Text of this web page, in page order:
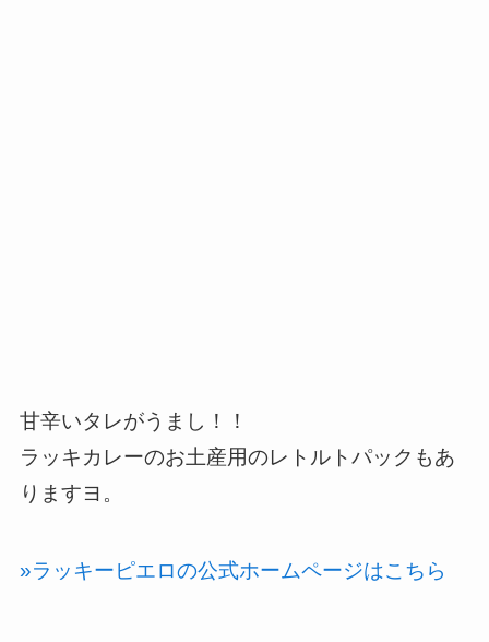
甘辛いタレがうまし！！
ラッキカレーのお土産用のレトルトパックもあ
りますヨ。
»ラッキーピエロの公式ホームページはこちら